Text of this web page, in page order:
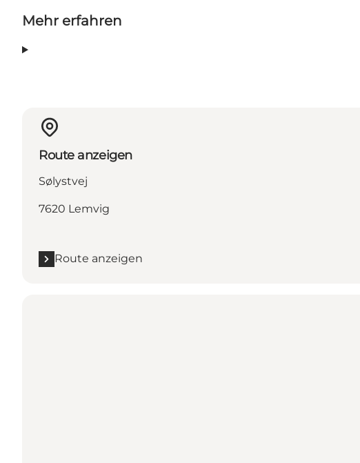
Mehr erfahren
Route anzeigen
Sølystvej
7620 Lemvig
Route anzeigen